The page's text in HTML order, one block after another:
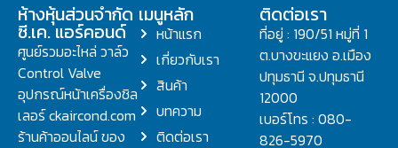
ห้างหุ้นส่วนจำกัด
ซี.เค. แอร์คอนด์
ศูนย์รวมอะไหล่ วาล์ว
Control Valve
อุปกรณ์หน้าเครื่องชิล
เลอร์ ckaircond.com
ร้านค้าออนไลน์ ของ
เมนูหลัก
หน้าแรก
เกี่ยวกับเรา
สินค้า
บทความ
ติดต่อเรา
ติดต่อเรา
ที่อยู่ : 190/51 หมู่ที่ 1
ต.บางขะแยง อ.เมือง
ปทุมธานี จ.ปทุมธานี
12000
เบอร์โทร : 080-
826-5970